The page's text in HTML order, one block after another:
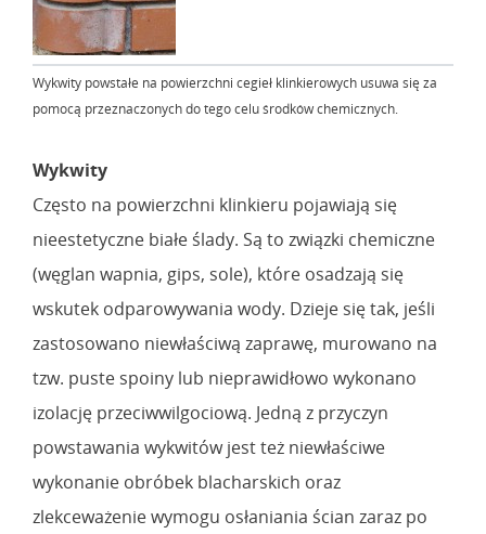
Wykwity powstałe na powierzchni cegieł klinkierowych usuwa się za
pomocą przeznaczonych do tego celu środków chemicznych.
Wykwity
Często na powierzchni klinkieru pojawiają się
nieestetyczne białe ślady. Są to związki chemiczne
(węglan wapnia, gips, sole), które osadzają się
wskutek odparowywania wody. Dzieje się tak, jeśli
zastosowano niewłaściwą zaprawę, murowano na
tzw. puste spoiny lub nieprawidłowo wykonano
izolację przeciwwilgociową. Jedną z przyczyn
powstawania wykwitów jest też niewłaściwe
wykonanie obróbek blacharskich oraz
zlekceważenie wymogu osłaniania ścian zaraz po